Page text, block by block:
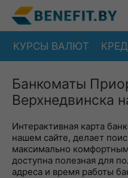
КУРСЫ ВАЛЮТ
Банкоматы
Верхнедвинска
Интерактивная карта
нашем сайте, делает
максимально
доступна полезная для
адреса и время работы